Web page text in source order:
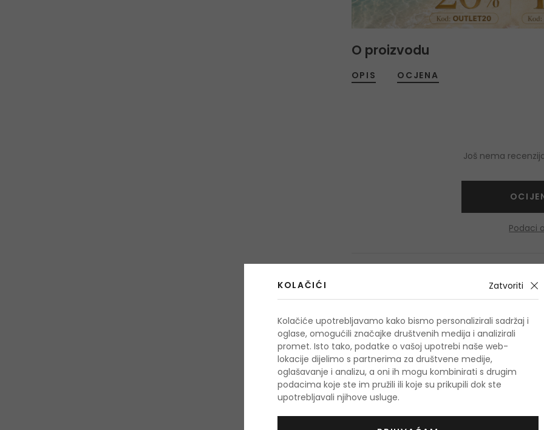
O proizvodu
OPIS OCJENA
Još nema
Podaci
OSTALI PROIZVODI IZ ASORTIMANA
Wilkinson Sword
KOLAČIĆI Zatvoriti
Kolačiće upotrebljavamo kako bismo personalizirali sadržaj i
oglase, omogućili značajke društvenih medija i analizirali
promet. Isto tako, podatke o vašoj upotrebi naše web-
lokacije dijelimo s partnerima za društvene medije,
oglašavanje i analizu, a oni ih mogu kombinirati s drugim
podacima koje ste im pružili ili koje su prikupili dok ste
upotrebljavali njihove usluge.